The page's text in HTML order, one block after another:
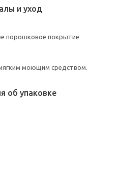
и уход
порошковое покрытие
моющим средством.
об упаковке